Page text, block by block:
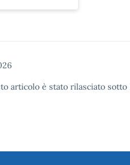
articolo è stato rilasciato